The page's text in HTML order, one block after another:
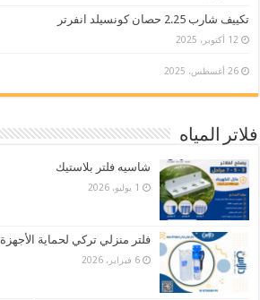
تكييف شارب 2.25 حصان كونسيلد انفرتر
12 أكتوبر، 2025
26 أغسطس، 2025
فلاتر المياه
شاسيه فلتر بلاستيك
1 يوليو، 2026
فلتر منزلي تركي لحماية الأجهزة
6 فبراير، 2026